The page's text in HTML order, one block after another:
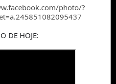
photo/?
DE HOJE: